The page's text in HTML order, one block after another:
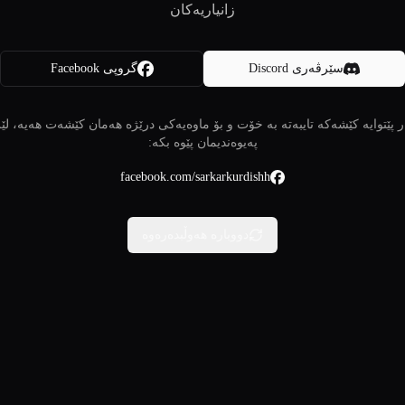
زانیاریەکان
سێرڤەری Discord گروپی Facebook
پێتوایە کێشەکە تایبەتە بە خۆت و بۆ ماوەیەکی درێژە هەمان کێشەت هەیە،
پەیوەندیمان پێوە بکە:
facebook.com/sarkarkurdishh